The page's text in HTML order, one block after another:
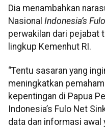
Dia menambahkan
Nasional Indonesia’s
perwakilan dari pejabat
lingkup Kemenhut RI.
“Tentu sasaran yang
meningkatkan
kepentingan di Papua
Indonesia’s Fulo Net
data dan informasi